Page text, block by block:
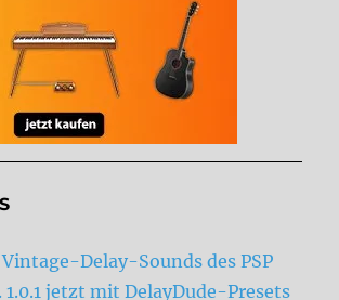
Delay-Sounds des PSP
1.0.1 jetzt mit DelayDude-Presets